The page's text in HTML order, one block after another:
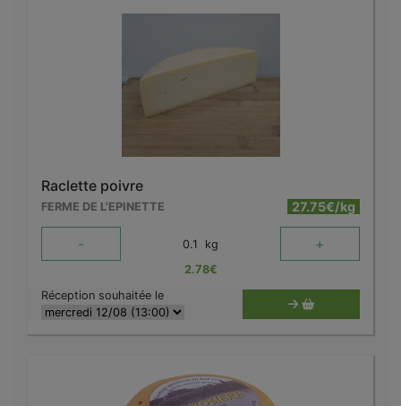
Raclette poivre
FERME DE L'EPINETTE 27.75€/kg
- 0.1 kg +
2.78€
Réception souhaitée le